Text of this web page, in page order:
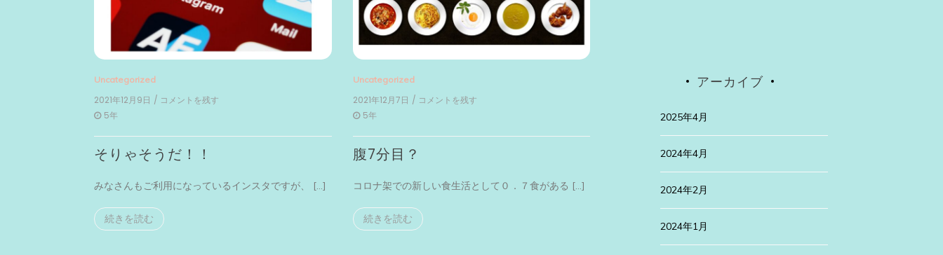
Uncategorized
2021年12月9日 / コメントを残す
ゃ
5年
そりゃそうだ！！
みなさんもご利用になっているインスタですが、 […]
続きを読む
Uncategorized
2021年12月7日 / コメントを残す
分
5年
腹7分目？
コロナ架での新しい食生活として０．７食がある […]
続きを読む
アーカイブ
2025年4月
2024年4月
2024年2月
2024年1月